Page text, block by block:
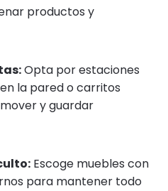
productos y
Opta por estaciones
la pared o carritos
y guardar
Escoge muebles con
para mantener todo